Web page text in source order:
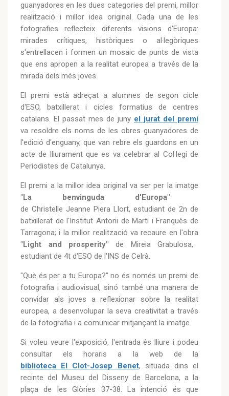
guanyadores en les dues categories del premi, millor
realització i millor idea original. Cada una de les
fotografies reflecteix diferents visions d'Europa:
mirades crítiques, històriques o al·legòriques
s'entrellacen i formen un mosaic de punts de vista
que ens apropen a la realitat europea a través de la
mirada dels més joves.
El premi està adreçat a alumnes de segon cicle
d'ESO, batxillerat i cicles formatius de centres
catalans. El passat mes de juny el jurat del premi
va resoldre els noms de les obres guanyadores de
l'edició d'enguany, que van rebre els guardons en un
acte de lliurament que es va celebrar al Col·legi de
Periodistes de Catalunya.
El premi a la millor idea original va ser per la imatge
"La benvinguda d'Europa"
de Christelle Jeanne Piera Llort, estudiant de 2n de
batxillerat de l'Institut Antoni de Martí i Franquès de
Tarragona; i la millor realització va recaure en l'obra
"Light and prosperity" de Mireia Grabulosa,
estudiant de 4t d'ESO de l'INS de Celrà.
"Què és per a tu Europa?" no és només un premi de
fotografia i audiovisual, sinó també una manera de
convidar als joves a reflexionar sobre la realitat
europea, a desenvolupar la seva creativitat a través
de la fotografia i a comunicar mitjançant la imatge.
Si voleu veure l'exposició, l'entrada és lliure i podeu
consultar els horaris a la web de la
biblioteca El Clot-Josep Benet, situada dins el
recinte del Museu del Disseny de Barcelona, a la
plaça de les Glòries 37-38. La intenció és que